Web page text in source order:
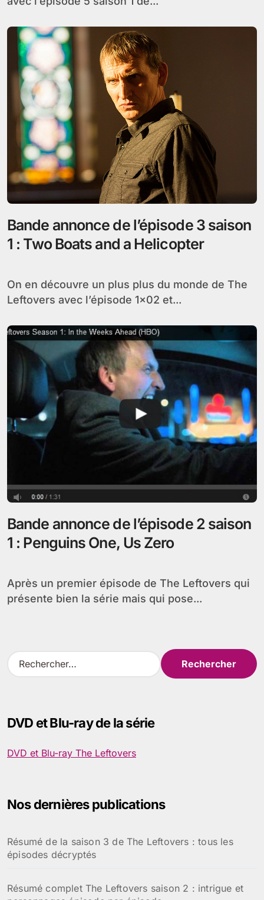
Bande annonce de l’épisode 3 saison
1 : Two Boats and a Helicopter
On en découvre un plus plus du monde de The
Leftovers avec l’épisode 1×02 et...
Bande annonce de l’épisode 2 saison
1 : Penguins One, Us Zero
Après un premier épisode de The Leftovers qui
présente bien la série mais qui pose...
R
e
r
h
e
:
DVD et Blu-ray de la série
DVD et Blu-ray The Leftovers
Nos dernières publications
Résumé de la saison 3 de The Leftovers : tous les
épisodes décryptés
Résumé complet The Leftovers saison 2 : intrigue et